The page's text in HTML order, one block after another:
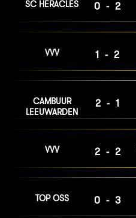
SC HERACLES 0-2
VVV 1-2
CAMBUUR
LEEUWARDEN
2-1
VVV 2-2
TOP OSS 0-3